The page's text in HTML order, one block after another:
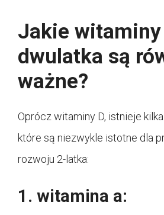
Jakie
dwulatka są
ważne?
Oprócz witaminy D, istnieje
które są niezwykle istotne dla
rozwoju 2-latka:
1. witamina a: